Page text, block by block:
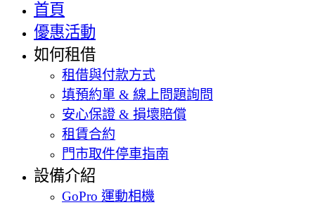
首頁
優惠活動
如何租借
租借與付款方式
填預約單 & 線上問題詢問
安心保證 & 損壞賠償
租賃合約
門市取件停車指南
設備介紹
GoPro 運動相機